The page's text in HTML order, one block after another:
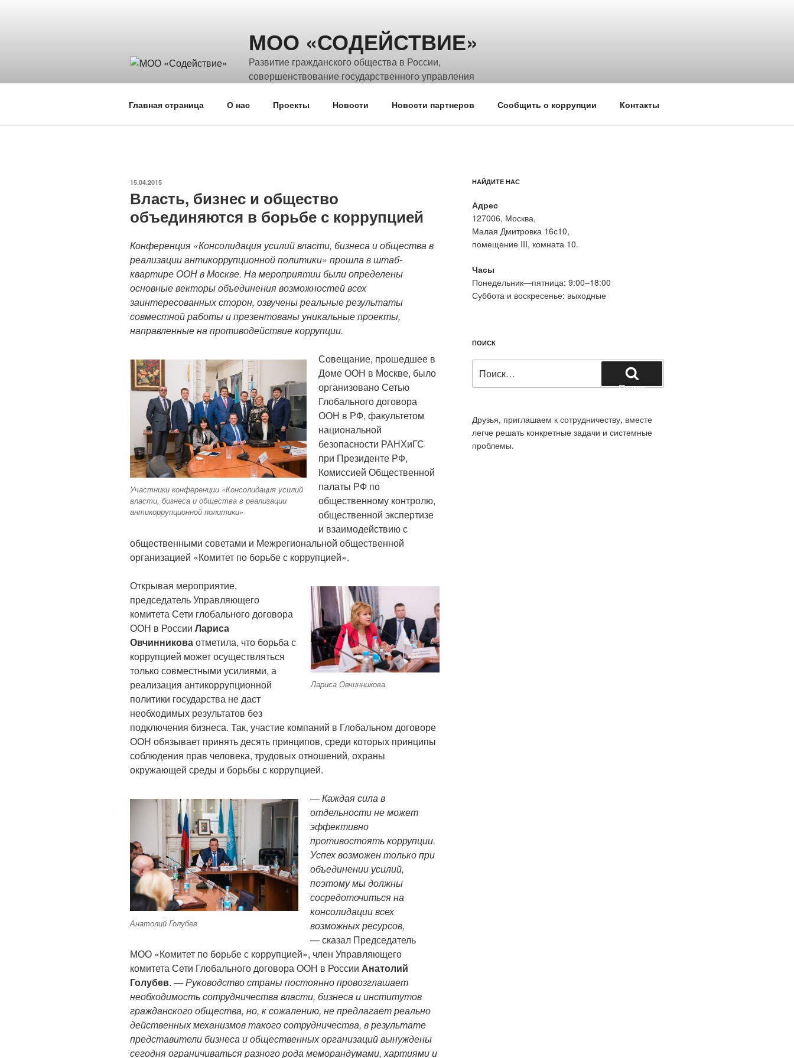
МОО «СОДЕЙСТВИЕ»
Развитие гражданского общества в России,
совершенствование государственного управления
Главная страница О нас Проекты Новости Новости партнеров Сообщить о коррупции Контакты
ОПУБЛИКОВАНО
15.04.2015
Власть, бизнес и общество
объединяются в борьбе с коррупцией
Конференция «Консолидация усилий власти, бизнеса и общества в
реализации антикоррупционной политики» прошла в штаб-
квартире ООН в Москве. На мероприятии были определены
основные векторы объединения возможностей всех
заинтересованных сторон, озвучены реальные результаты
совместной работы и презентованы уникальные проекты,
направленные на противодействие коррупции.
Участники конференции «Консолидация усилий
власти, бизнеса и общества в реализации
антикоррупционной политики»
Совещание, прошедшее в
Доме ООН в Москве, было
организовано Сетью
Глобального договора
ООН в РФ, факультетом
национальной
безопасности РАНХиГС
при Президенте РФ,
Комиссией Общественной
палаты РФ по
общественному контролю,
общественной экспертизе
и взаимодействию с
общественными советами и Межрегиональной общественной
организацией «Комитет по борьбе с коррупцией».
Лариса Овчинникова
Открывая мероприятие,
председатель Управляющего
комитета Сети глобального договора
ООН в России Лариса
Овчинниковаотметила, что борьба с
коррупцией может осуществляться
только совместными усилиями, а
реализация антикоррупционной
политики государства не даст
необходимых результатов без
подключения бизнеса. Так, участие компаний в Глобальном договоре
ООН обязывает принять десять принципов, среди которых принципы
соблюдения прав человека, трудовых отношений, охраны
окружающей среды и борьбы с коррупцией.
Анатолий Голубев
— Каждая сила в
отдельности не может
эффективно
противостоять коррупции.
Успех возможен только при
объединении усилий,
поэтому мы должны
сосредоточиться на
консолидации всех
возможных ресурсов,
—сказал Председатель
МОО «Комитет по борьбе с коррупцией», член Управляющего
комитета Сети Глобального договора ООН в России Анатолий
Голубев. — Руководство страны постоянно провозглашает
необходимость сотрудничества власти, бизнеса и институтов
гражданского общества, но, к сожалению, не предлагает реально
действенных механизмов такого сотрудничества, в результате
представители бизнеса и общественных организаций вынуждены
сегодня ограничиваться разного рода меморандумами, хартиями и
НАЙДИТЕ НАС
Адрес
127006, Москва,
Малая Дмитровка 16с10,
помещение III, комната 10.
Часы
Понедельник—пятница: 9:00–18:00
Суббота и воскресенье: выходные
ПОИСК
Поиск
Друзья, приглашаем к сотрудничеству, вместе
легче решать конкретные задачи и системные
проблемы.